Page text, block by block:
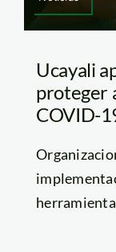
Ucayali
proteger
COVID-